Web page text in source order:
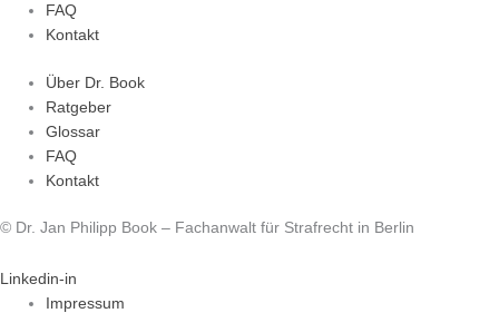
FAQ
Kontakt
Über Dr. Book
Ratgeber
Glossar
FAQ
Kontakt
© Dr. Jan Philipp Book – Fachanwalt für Strafrecht in Berlin
Linkedin-in
Impressum